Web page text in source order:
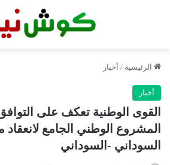
الرئيسية / أخبار
أخبار
القوى الوطنية تعكف على
المشروع الوطني الجامع لانعقاد
السوداني -السوداني